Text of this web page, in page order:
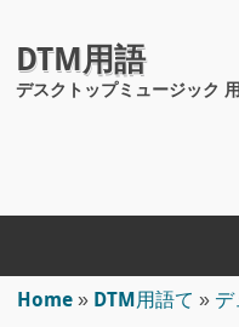
DTM用語
デスクトップミュージック
Home » DTM用語て » デ